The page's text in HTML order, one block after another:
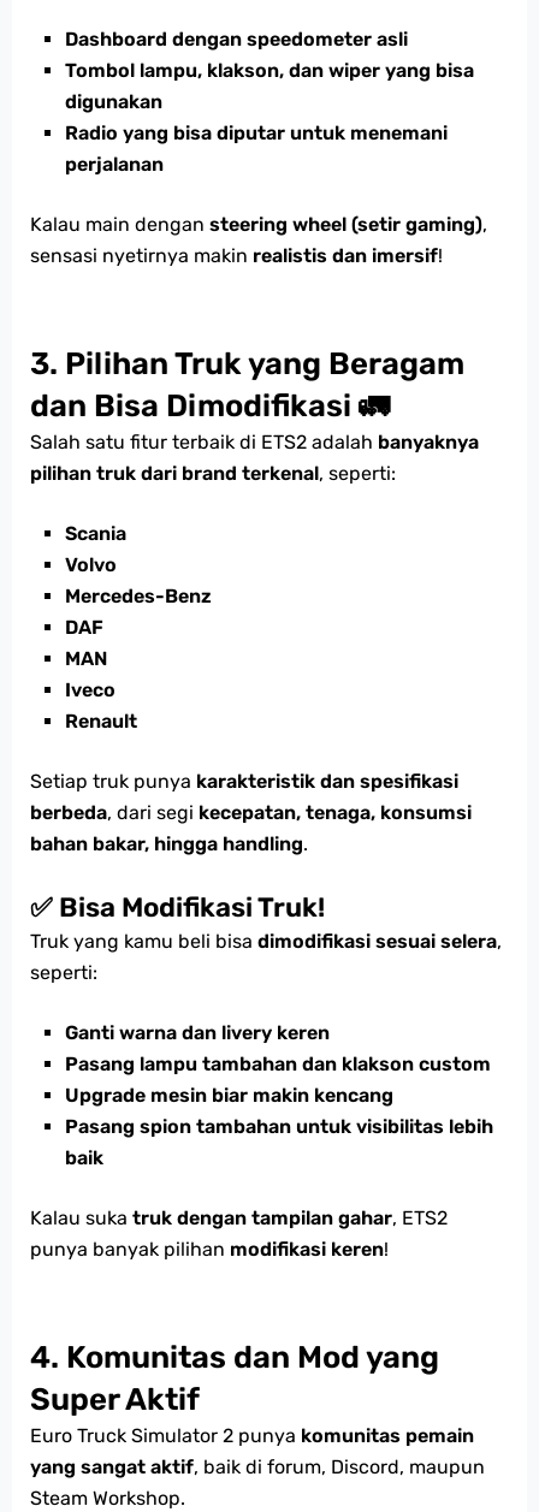
Dashboard dengan speedometer asli
Tombol lampu, klakson, dan wiper yang bisa
digunakan
Radio yang bisa diputar untuk menemani
perjalanan
Kalau main dengan steering wheel (setir gaming),
sensasi nyetirnya makin realistis dan imersif!
3. Pilihan Truk yang Beragam
dan Bisa Dimodifikasi 🚛
Salah satu fitur terbaik di ETS2 adalah banyaknya
pilihan truk dari brand terkenal, seperti:
Scania
Volvo
Mercedes-Benz
DAF
MAN
Iveco
Renault
Setiap truk punya karakteristik dan spesifikasi
berbeda, dari segi kecepatan, tenaga, konsumsi
bahan bakar, hingga handling.
✅ Bisa Modifikasi Truk!
Truk yang kamu beli bisa dimodifikasi sesuai selera,
seperti:
Ganti warna dan livery keren
Pasang lampu tambahan dan klakson custom
Upgrade mesin biar makin kencang
Pasang spion tambahan untuk visibilitas lebih
baik
Kalau suka truk dengan tampilan gahar, ETS2
punya banyak pilihan modifikasi keren!
4. Komunitas dan Mod yang
Super Aktif
Euro Truck Simulator 2 punya komunitas pemain
yang sangat aktif, baik di forum, Discord, maupun
Steam Workshop.